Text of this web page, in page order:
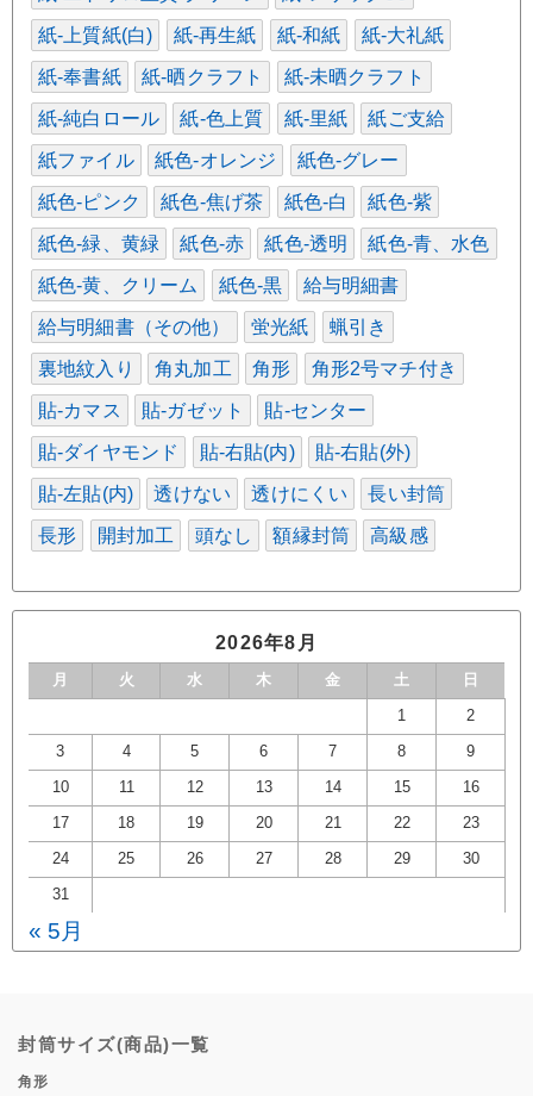
紙-上質紙(白) 紙-再生紙 紙-和紙 紙-大礼紙
紙-奉書紙 紙-晒クラフト 紙-未晒クラフト
紙-純白ロール 紙-色上質 紙-里紙 紙ご支給
紙ファイル 紙色-オレンジ 紙色-グレー
紙色-ピンク 紙色-焦げ茶 紙色-白 紙色-紫
紙色-緑、黄緑 紙色-赤 紙色-透明 紙色-青、水色
紙色-黄、クリーム 紙色-黒 給与明細書
給与明細書（その他） 蛍光紙 蝋引き
裏地紋入り 角丸加工 角形 角形2号マチ付き
貼-カマス 貼-ガゼット 貼-センター
貼-ダイヤモンド 貼-右貼(内) 貼-右貼(外)
貼-左貼(内) 透けない 透けにくい 長い封筒
長形 開封加工 頭なし 額縁封筒 高級感
2026年8月
月 火 水 木 金 土 日
1 2
3 4 5 6 7 8 9
10 11 12 13 14 15 16
17 18 19 20 21 22 23
24 25 26 27 28 29 30
31
« 5月
封筒サイズ(商品)一覧
角形